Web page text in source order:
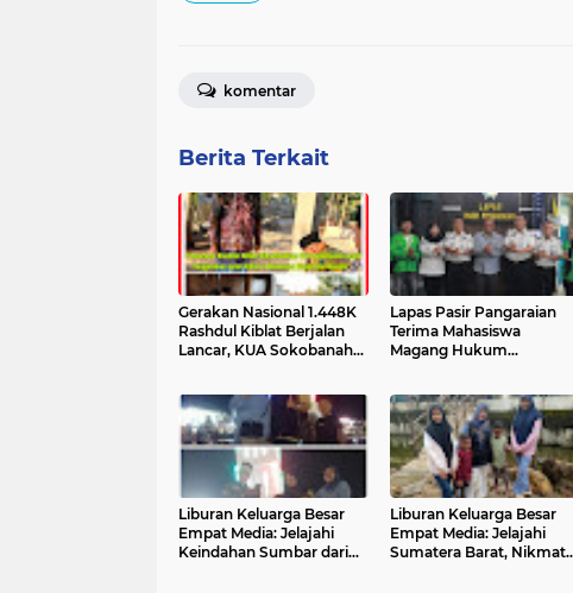
komentar
Berita Terkait
Gerakan Nasional 1.448K
Rashdul Kiblat Berjalan
Lancar, KUA Sokobanah
Peningkatan Akurasi
Ibadah
Lapas Pasir Pangaraian
Terima Mahasiswa
Magang Hukum
Dunia Pendidikan dan
Pemasyarakatan
Liburan Keluarga Besar
Empat Media: Jelajahi
Keindahan Sumbar dari
Liburan Keluarga Besar
Empat Media: Jelajahi
Sumatera Barat, Nikmati